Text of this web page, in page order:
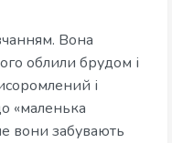
Вона
облили брудом і
і
«маленька
вони забувають